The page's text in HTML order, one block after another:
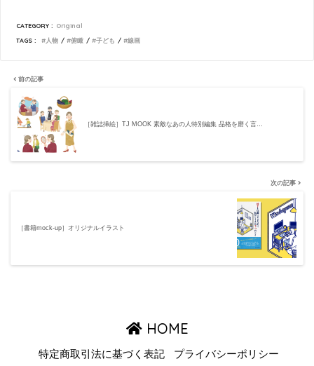
CATEGORY : Original
TAGS :
人物 俯瞰 子ども 線画
前の記事
［雑誌挿絵］TJ MOOK 素敵なあの人特別編集 品格を磨く言…
次の記事
［書籍mock-up］オリジナルイラスト
HOME
特定商取引法に基づく表記 プライバシーポリシー